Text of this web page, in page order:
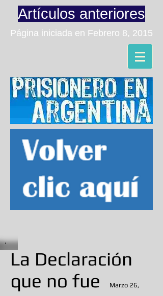
Artículos anteriores
Página iniciada en Febrero 8, 2015
La Declaración
que no fue
Marzo 26,